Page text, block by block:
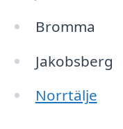
Bromma
Jakobsberg
Norrtälje